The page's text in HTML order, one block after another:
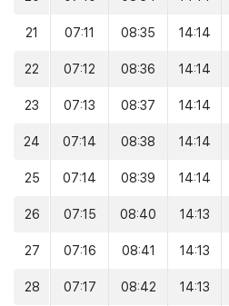
21 07:11 08:35 14:14
22 07:12 08:36 14:14
23 07:13 08:37 14:14
24 07:14 08:38 14:14
25 07:14 08:39 14:14
26 07:15 08:40 14:13
27 07:16 08:41 14:13
28 07:17 08:42 14:13